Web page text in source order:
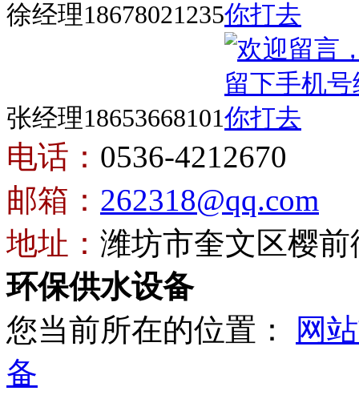
徐经理18678021235
张经理18653668101
电话： 0536-4212670
邮箱： 262318@qq.com
地址： 潍坊市奎文区樱前
环保供水设备
您当前所在的位置：
网
备